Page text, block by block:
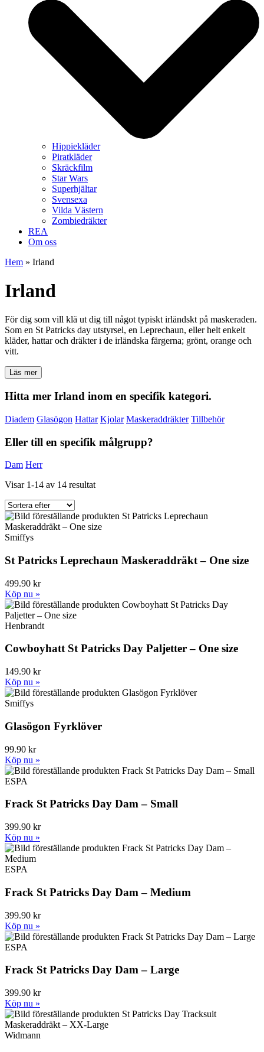
Hippiekläder
Piratkläder
Skräckfilm
Star Wars
Superhjältar
Svensexa
Vilda Västern
Zombiedräkter
REA
Om oss
Hem » Irland
Irland
För dig som vill klä ut dig till något typiskt irländskt på maskeraden.
Som en St Patricks day utstyrsel, en Leprechaun, eller helt enkelt
kläder, hattar och dräkter i de irländska färgerna; grönt, orange och
vitt.
Läs mer
Hitta mer Irland inom en specifik kategori.
Diadem Glasögon Hattar Kjolar Maskeraddräkter Tillbehör
Eller till en specifik målgrupp?
Dam Herr
Visar 1-14 av 14 resultat
Smiffys
St Patricks Leprechaun Maskeraddräkt – One size
499.90 kr
Köp nu »
Henbrandt
Cowboyhatt St Patricks Day Paljetter – One size
149.90 kr
Köp nu »
Smiffys
Glasögon Fyrklöver
99.90 kr
Köp nu »
ESPA
Frack St Patricks Day Dam – Small
399.90 kr
Köp nu »
ESPA
Frack St Patricks Day Dam – Medium
399.90 kr
Köp nu »
ESPA
Frack St Patricks Day Dam – Large
399.90 kr
Köp nu »
Widmann